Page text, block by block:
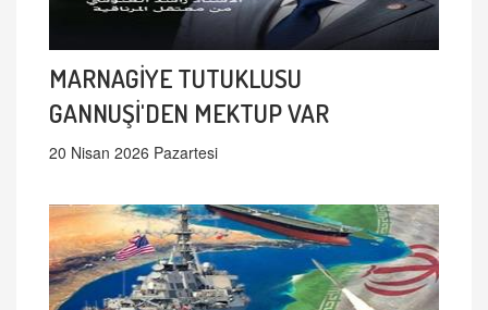
MARNAGİYE TUTUKLUSU
GANNUŞİ'DEN MEKTUP VAR
20 Nisan 2026 Pazartesi